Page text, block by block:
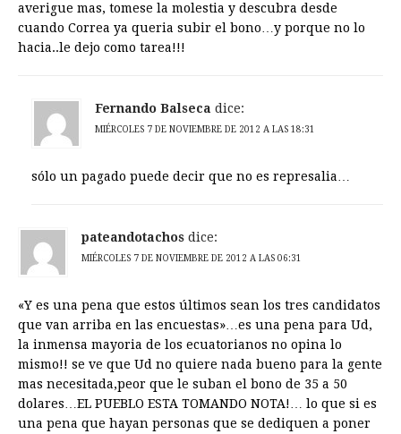
averigue mas, tomese la molestia y descubra desde
cuando Correa ya queria subir el bono…y porque no lo
hacia..le dejo como tarea!!!
Fernando Balseca dice:
MIÉRCOLES 7 DE NOVIEMBRE DE 2012 A LAS 18:31
sólo un pagado puede decir que no es represalia…
pateandotachos dice:
MIÉRCOLES 7 DE NOVIEMBRE DE 2012 A LAS 06:31
«Y es una pena que estos últimos sean los tres candidatos
que van arriba en las encuestas»…es una pena para Ud,
la inmensa mayoria de los ecuatorianos no opina lo
mismo!! se ve que Ud no quiere nada bueno para la gente
mas necesitada,peor que le suban el bono de 35 a 50
dolares…EL PUEBLO ESTA TOMANDO NOTA!… lo que si es
una pena que hayan personas que se dediquen a poner